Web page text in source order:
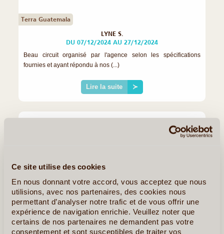
Ce site utilise des cookies
En nous donnant votre accord, vous acceptez que nous
utilisions, avec nos partenaires, des cookies nous
permettant d’analyser notre trafic et de vous offrir une
expérience de navigation enrichie. Veuillez noter que
certains de nos partenaires ne demandent pas votre
consentement et sont susceptibles de traiter vos
Terra Guatemala
LYNE S.
DU 07/12/2024 AU 27/12/2024
Beau circuit organisé par l'agence selon les spécifications
fournies et ayant répondu à nos (...)
Lire la suite ≻